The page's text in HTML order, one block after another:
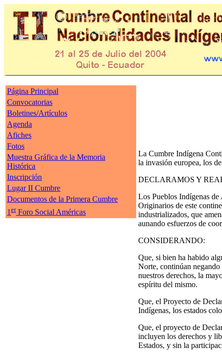
Página Principal
Convocatorias
Boletines/Artículos
Agenda
Afiches
Fotos
Muestra Gráfica de la Memoria
Histórica
Inscripción
Lugar II Cumbre
Documentos de la Primera Cumbre
1 erForo Social Américas
La Cumbre Indígena
la invasión europea, los
DECLARAMOS Y
Los Pueblos Indígenas
Originarios de este
industrializados, que
aunando esfuerzos de
CONSIDERANDO:
Que, si bien ha habido
Norte, continúan negando
nuestros derechos, la
espíritu del mismo.
Que, el Proyecto de
Indígenas, los estados
Que, el proyecto de
incluyen los derechos y
Estados, y sin la